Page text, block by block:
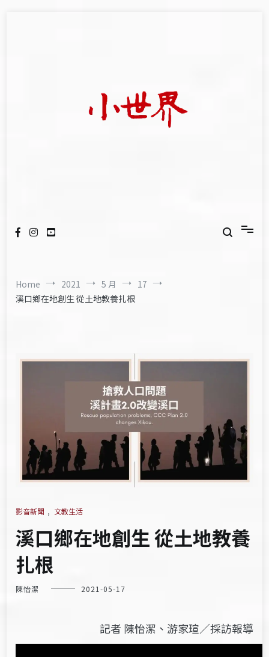
Home 2021 5 月
17
溪口鄉在地創生 從土地教養扎根
影音新聞 , 文教生活
溪口鄉在地創生 從土地教養
扎根
陳怡潔 2021-05-17
記者 陳怡潔、游家瑄／採訪報導